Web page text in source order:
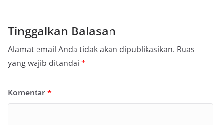
Tinggalkan Balasan
Alamat email Anda tidak akan dipublikasikan. Ruas
yang wajib ditandai *
Komentar*